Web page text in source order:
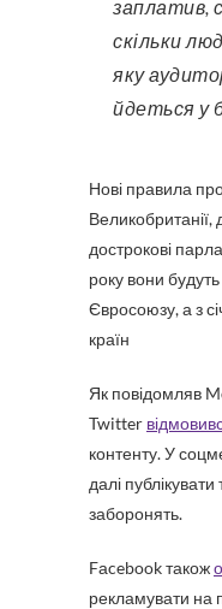
заплатив,
скільки
яку
йдеться у
Нові правила
Великобританії,
дострокові
року вони
Євросоюзу, а з
країн
Як повідомляв
Twitter
контенту. У
далі
заборонять.
Fаcebook також
рекламувати на